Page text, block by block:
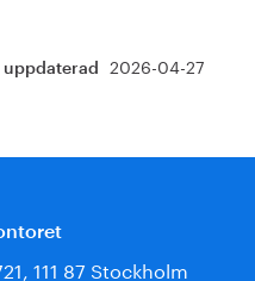
uppdaterad 2026-04-27
111 87 Stockholm